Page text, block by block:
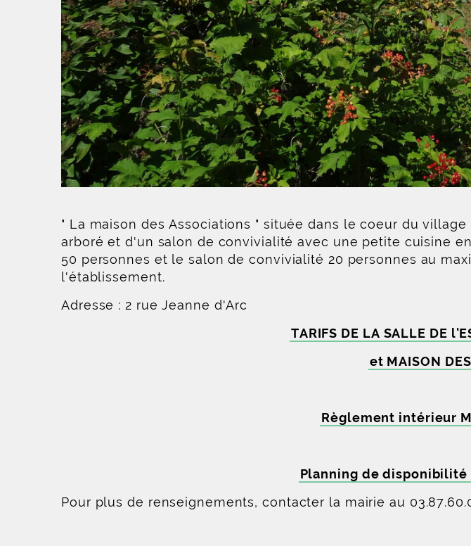
" La maison des Associations " située dans le coeur du
arboré et d'un salon de convivialité avec une petite cuisine
50 personnes et le salon de convivialité 20 personnes au
l'établissement.
Adresse : 2 rue Jeanne d'Arc
TARIFS DE LA SALLE DE
et MAISON
Règlement intérieur
Planning de
Pour plus de renseignements, contacter la mairie au